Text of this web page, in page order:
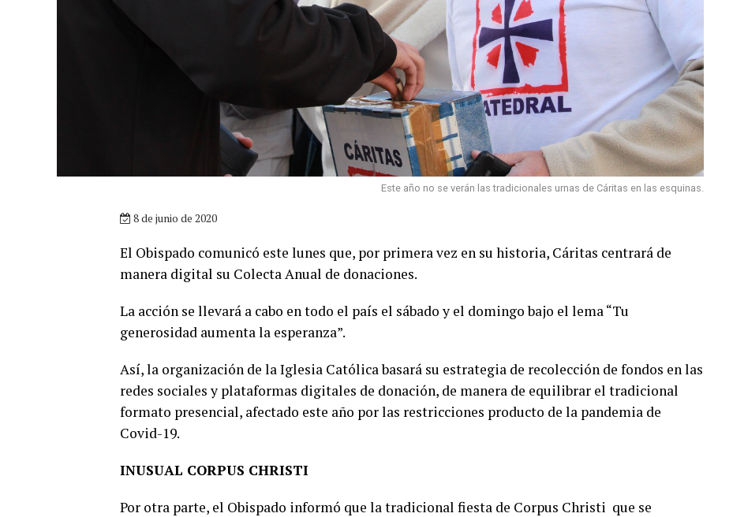
Este año no se verán las tradicionales urnas de Cáritas en las esquinas.
8 de junio de 2020
El Obispado comunicó este lunes que, por primera vez en su historia, Cáritas centrará de
manera digital su Colecta Anual de donaciones.
La acción se llevará a cabo en todo el país el sábado y el domingo bajo el lema “Tu
generosidad aumenta la esperanza”.
Así, la organización de la Iglesia Católica basará su estrategia de recolección de fondos en las
redes sociales y plataformas digitales de donación, de manera de equilibrar el tradicional
formato presencial, afectado este año por las restricciones producto de la pandemia de
Covid-19.
INUSUAL CORPUS CHRISTI
Por otra parte, el Obispado informó que la tradicional fiesta de Corpus Christi que se